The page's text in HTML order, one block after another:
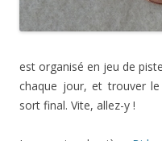
est organisé en jeu de
chaque jour, et trouver
sort final. Vite, allez-y !